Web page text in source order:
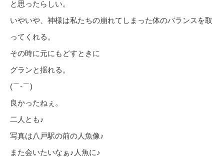
と思ったらしい。
いやいや、神様は私たちの崩れてしまった体のバランスを取
ってくれる。
その時に元にもどすときに
グランと揺れる。
(⌒‐⌒)
良かったねぇ。
二人とも♪
写真は八戸駅の前の人魚像♪
また会いたいなぁ♪人魚に♪